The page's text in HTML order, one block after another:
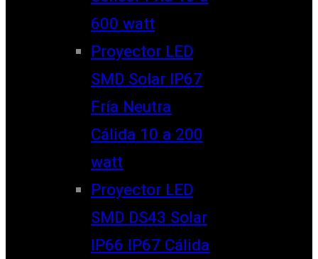
600 watt
Proyector LED
SMD Solar IP67
Fría Neutra
Cálida 10 a 200
watt
Proyector LED
SMD DS43 Solar
IP66 IP67 Cálida